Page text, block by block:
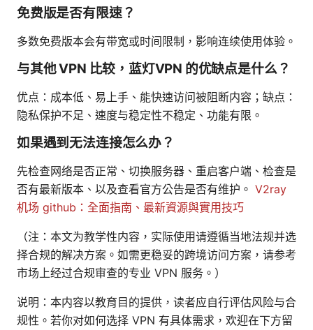
免费版是否有限速？
多数免费版本会有带宽或时间限制，影响连续使用体验。
与其他 VPN 比较，蓝灯VPN 的优缺点是什么？
优点：成本低、易上手、能快速访问被阻断内容；缺点：
隐私保护不足、速度与稳定性不稳定、功能有限。
如果遇到无法连接怎么办？
先检查网络是否正常、切换服务器、重启客户端、检查是
否有最新版本、以及查看官方公告是否有维护。 V2ray
机场 github：全面指南、最新資源與實用技巧
（注：本文为教学性内容，实际使用请遵循当地法规并选
择合规的解决方案。如需更稳妥的跨境访问方案，请参考
市场上经过合规审查的专业 VPN 服务。）
说明：本内容以教育目的提供，读者应自行评估风险与合
规性。若你对如何选择 VPN 有具体需求，欢迎在下方留